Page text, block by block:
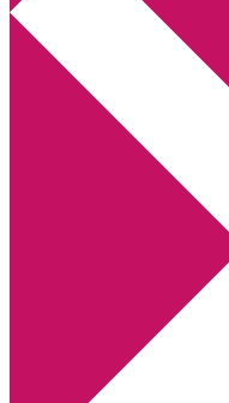
Deckare, kriminalromaner,
Hem
Boktolva
Författarfemman
Kontakt
Webbshop Amazon
Utskriftscentralen
Min tv-blogg
You are here:Home